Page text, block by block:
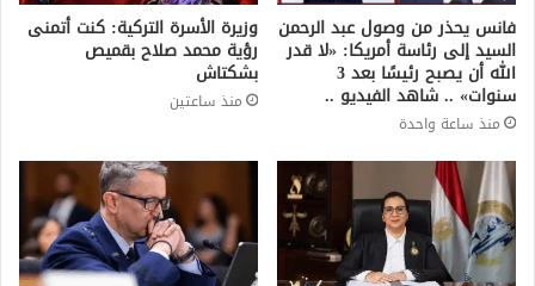
فانس يحذر من وصول عبد الرحمن
السيد إلى رئاسة أمريكا: «لا قدر
الله أن يصبح رئيسًا بعد 3
سنوات» .. شاهد الفيديو ..
منذ ساعة واحدة
وزيرة الأسرة التركية: كنت أتمنى
رؤية محمد صلاح بقميص
بشكتاش
منذ ساعتين